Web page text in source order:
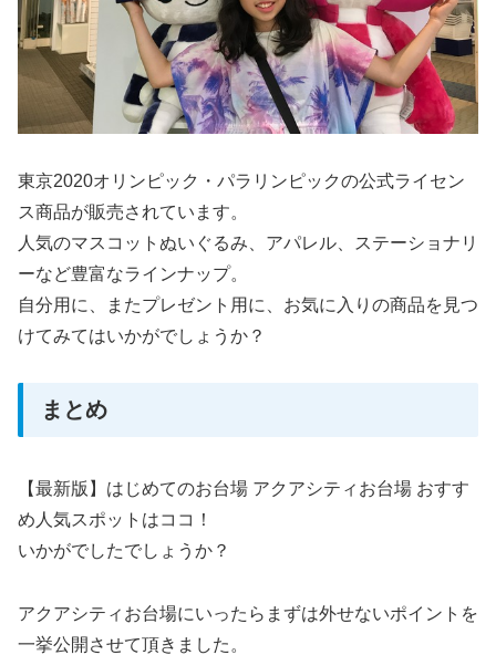
東京2020オリンピック・パラリンピックの公式ライセン
ス商品が販売されています。
人気のマスコットぬいぐるみ、アパレル、ステーショナリ
ーなど豊富なラインナップ。
自分用に、またプレゼント用に、お気に入りの商品を見つ
けてみてはいかがでしょうか？
まとめ
【最新版】はじめてのお台場 アクアシティお台場 おすす
め人気スポットはココ！
いかがでしたでしょうか？
アクアシティお台場にいったらまずは外せないポイントを
一挙公開させて頂きました。